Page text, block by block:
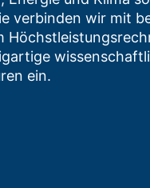
verbinden wir mit
ein.